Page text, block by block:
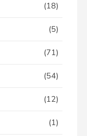
(18)
(5)
(71)
(54)
(12)
(1)